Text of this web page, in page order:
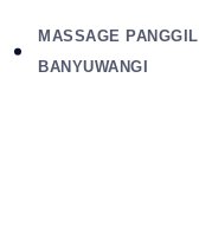
MASSAGE
BANYUWANGI